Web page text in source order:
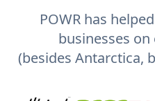
POWR has
businesses
(besides Antarctica,